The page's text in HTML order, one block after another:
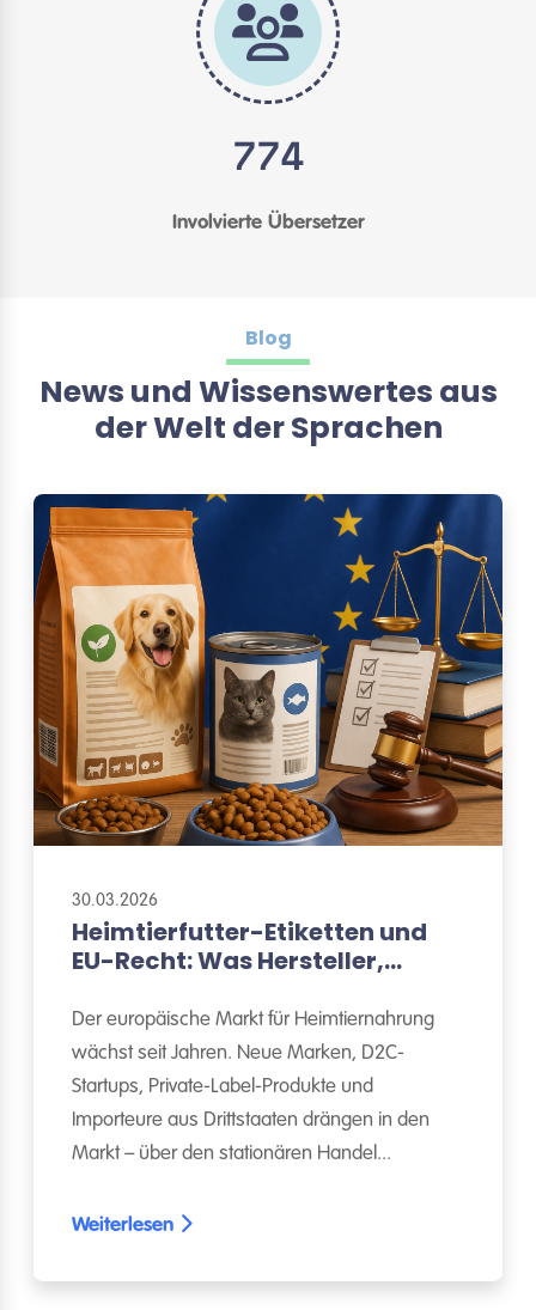
774
Involvierte Übersetzer
Blog
News und Wissenswertes aus
der Welt der Sprachen
30.03.2026
Heimtierfutter-Etiketten und
EU-Recht: Was Hersteller,
müssen
Der europäische Markt für Heimtiernahrung
wächst seit Jahren. Neue Marken, D2C-
Startups, Private-Label-Produkte und
Importeure aus Drittstaaten drängen in den
Markt – über den stationären Handel...
Weiterlesen